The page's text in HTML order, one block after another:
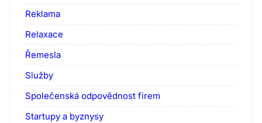
Reklama
Relaxace
Řemesla
Služby
Společenská odpovědnost firem
Startupy a byznysy